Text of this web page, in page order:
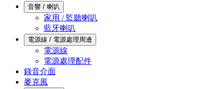
音響 / 喇叭
家用 / 監聽喇叭
藍牙喇叭
電源線 / 電源處理周邊
電源線
電源處理配件
錄音介面
麥克風